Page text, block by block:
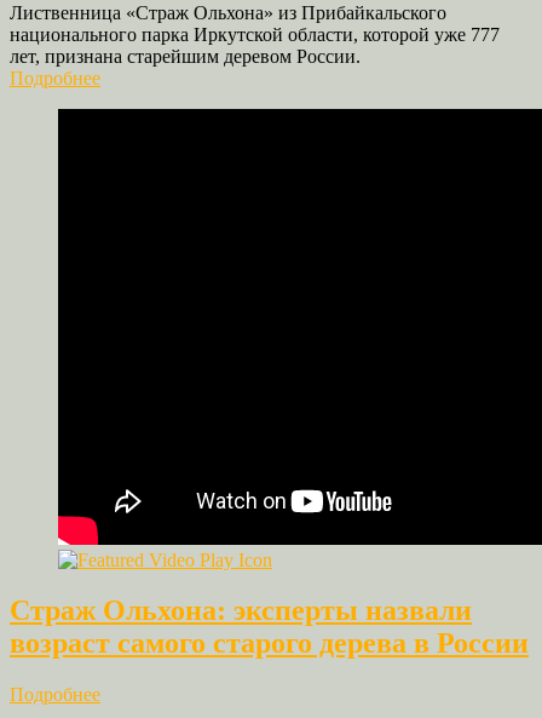
Лиственница «Страж Ольхона» из Прибайкальского
национального парка Иркутской области, которой уже 777
лет, признана старейшим деревом России.
Подробнее
Страж Ольхона: эксперты назвали
возраст самого старого дерева в России
Подробнее